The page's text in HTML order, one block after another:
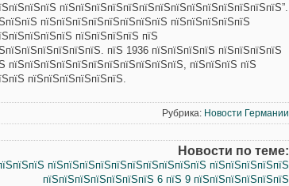
пїЅпїЅпїЅпїЅпїЅпїЅпїЅпїЅпїЅпїЅпїЅпїЅпїЅпїЅ”.
пїЅпїЅпїЅпїЅпїЅпїЅпїЅпїЅ пїЅпїЅпїЅпїЅпїЅ
пїЅпїЅпїЅпїЅ пїЅ
пїЅ 1936 пїЅпїЅпїЅпїЅ пїЅпїЅпїЅпїЅ
пїЅпїЅпїЅпїЅпїЅпїЅпїЅпїЅпїЅпїЅпїЅ, пїЅпїЅпїЅ пїЅ
пїЅпїЅпїЅпїЅпїЅпїЅ.
Рубрика: Новости Германии
Новости по теме:
пїЅпїЅпїЅпїЅпїЅпїЅпїЅпїЅпїЅпїЅ пїЅпїЅпїЅпїЅпїЅ
пїЅпїЅпїЅпїЅпїЅпїЅпїЅ 6 пїЅ 9 пїЅпїЅпїЅпїЅпїЅпїЅ